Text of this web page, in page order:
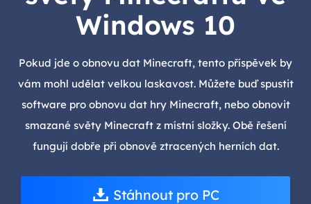
Windows 10
Pokud jde o obnovu dat Minecraft, tento příspěvek by
vám mohl udělat velkou laskavost. Můžete buď spustit
software pro obnovu dat hry Minecraft, nebo obnovit
smazané světy Minecraft z místní složky. Obě řešení
fungují dobře při obnově ztracených herních dat.
Stáhnout pro PC